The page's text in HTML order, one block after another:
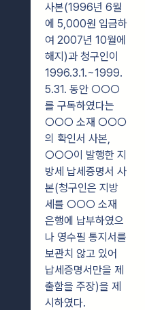
사본(1996년 6월
에 5,000원 입금하
여 2007년 10월에
해지)과 청구인이
1996.3.1.~1999.
5.31. 동안 ○○○
를 구독하였다는
○○○ 소재 ○○○
의 확인서 사본,
○○○이 발행한 지
방세 납세증명서 사
본(청구인은 지방
세를 ○○○ 소재
은행에 납부하였으
나 영수필 통지서를
보관치 않고 있어
납세증명서만을 제
출함을 주장)을 제
시하였다.